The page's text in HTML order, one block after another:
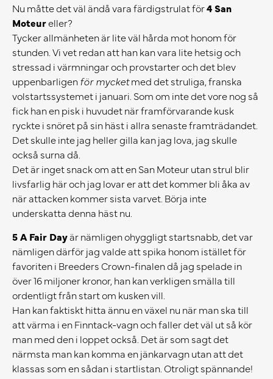
Nu måtte det väl ändå vara färdigstrulat för4 San
Moteureller?
Tycker allmänheten är lite väl hårda mot honom för
stunden. Vi vet redan att han kan vara lite hetsig och
stressad i värmningar och provstarter och det blev
uppenbarligenför mycketmed det struliga, franska
volstartssystemet i januari. Som om inte det vore nog så
fick han en pisk i huvudet när framförvarande kusk
ryckte i snöret på sin häst i allra senaste framträdandet.
Det skulle inte jag heller gilla kan jag lova, jag skulle
också surna då.
Det är inget snack om att en San Moteur utan strul blir
livsfarlig här och jag lovar er att det kommer bli åka av
när attacken kommer sista varvet. Börja inte
underskatta denna häst nu.
5 A Fair Dayär nämligen ohyggligt startsnabb, det var
nämligen därför jag valde att spika honom istället för
favoriten i Breeders Crown-finalen då jag spelade in
över 16 miljoner kronor, han kan verkligen smälla till
ordentligt från start om kusken vill.
Han kan faktiskt hitta ännu en växel nu när man ska till
att värma i en Finntack-vagn och faller det väl ut så kör
man med den i loppet också. Det är som sagt det
närmsta man kan komma en jänkarvagn utan att det
klassas som en sådan i startlistan. Otroligt spännande!